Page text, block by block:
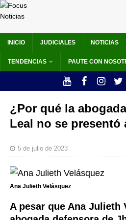
INICIO JUDICIALES NOTICIAS
TENDENCIAS PAUTE CON
¿Por qué la
Leal no se presentó
5 de julio de 2023
Ana Julieth Velásquez
A pesar que Ana Julieth